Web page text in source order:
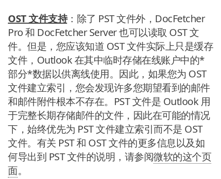
OST 文件支持：除了 PST 文件外，DocFetcher
Pro 和 DocFetcher Server 也可以读取 OST 文
件。但是，您应该知道 OST 文件实际上只是缓存
文件，Outlook 在其中临时存储在线账户中的*
部分*数据以供离线使用。因此，如果您为 OST
文件建立索引，您会发现许多您期望看到的邮件
和邮件附件根本不存在。PST 文件是 Outlook 用
于完整长期存储邮件的文件，因此在可能的情况
下，始终优先为 PST 文件建立索引而不是 OST
文件。有关 PST 和 OST 文件的更多信息以及如
何导出到 PST 文件的说明，请参阅微软的这个页
面。